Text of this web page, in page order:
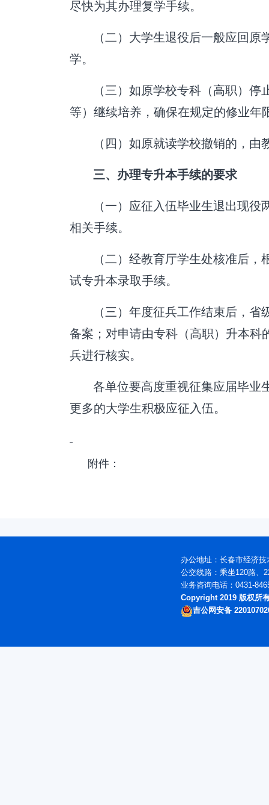
尽快为其办理复学手续。
（二）大学生退役后一般应回
学。
（三）如原学校专科（高职）
等）继续培养，确保在规定的修业年
（四）如原就读学校撤销的，
三、办理专升本手续的要求
（一）应征入伍毕业生退出现
相关手续。
（二）经教育厅学生处核准后
试专升本录取手续。
（三）年度征兵工作结束后，
备案；对申请由专科（高职）升本科
兵进行核实。
各单位要高度重视征集应届毕业
更多的大学生积极应征入伍。
附件：
办公地址：长春市经济
公交线路：乘坐120路、
业务咨询电话：0431-
Copyright 2019 版权所
吉公网安备